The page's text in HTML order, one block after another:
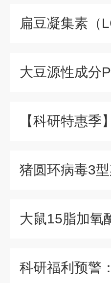
大豆源性成分
科研福利预警